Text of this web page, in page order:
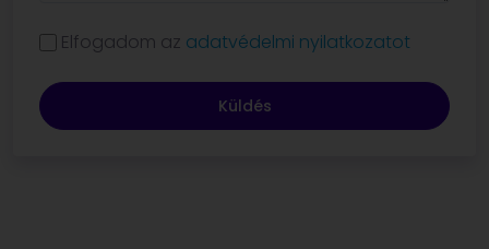
Elfogadom az adatvédelmi nyilatkozatot
Küldés